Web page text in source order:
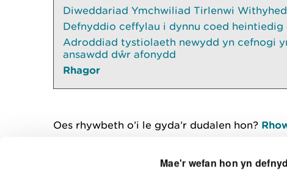
Mae'r wefan hon yn
Diweddariad Ymchwiliad Tirlenwi
Defnyddio ceffylau i dynnu coed heintiedig
Adroddiad tystiolaeth newydd yn cefnogi
ansawdd dŵr afonydd
Rhagor
Oes rhywbeth o’i le gyda’r dudalen hon?